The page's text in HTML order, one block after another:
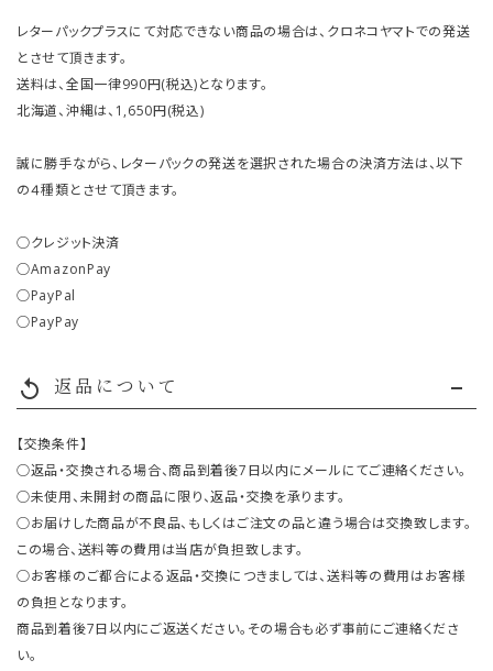
レターパックプラスにて対応できない商品の場合は、クロネコヤマトでの発送
とさせて頂きます。
送料は、全国一律990円(税込)となります。
北海道、沖縄は、1,650円(税込)
誠に勝手ながら、レターパックの発送を選択された場合の決済方法は、以下
の４種類とさせて頂きます。
○クレジット決済
○AmazonPay
○PayPal
○PayPay
replay 返品について
【交換条件】
○返品・交換される場合、商品到着後7日以内にメールにてご連絡ください。
○未使用、未開封の商品に限り、返品・交換を承ります。
○お届けした商品が不良品、もしくはご注文の品と違う場合は交換致します。
この場合、送料等の費用は当店が負担致します。
○お客様のご都合による返品・交換につきましては、送料等の費用はお客様
の負担となります。
商品到着後7日以内にご返送ください。その場合も必ず事前にご連絡くださ
い。